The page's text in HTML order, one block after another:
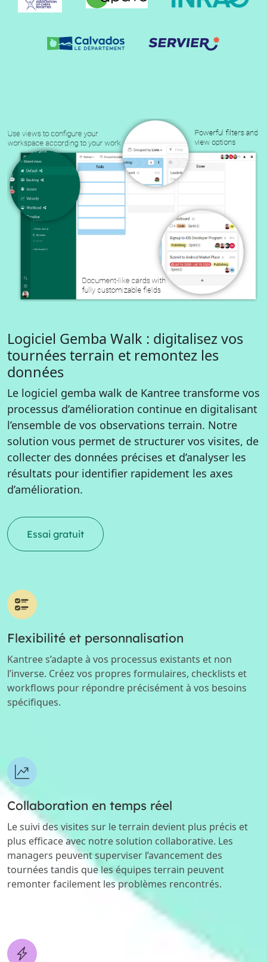
Logiciel Gemba Walk : digitalisez vos
tournées terrain et remontez les
données
Le logiciel gemba walk de Kantree transforme vos
processus d’amélioration continue en digitalisant
l’ensemble de vos observations terrain. Notre
solution vous permet de structurer vos visites, de
collecter des données précises et d’analyser les
résultats pour identifier rapidement les axes
d’amélioration.
Essai gratuit
Flexibilité et personnalisation
Kantree s’adapte à vos processus existants et non
l’inverse. Créez vos propres formulaires, checklists et
workflows pour répondre précisément à vos besoins
spécifiques.
Collaboration en temps réel
Le suivi des visites sur le terrain devient plus précis et
plus efficace avec notre solution collaborative. Les
managers peuvent superviser l’avancement des
tournées tandis que les équipes terrain peuvent
remonter facilement les problèmes rencontrés.